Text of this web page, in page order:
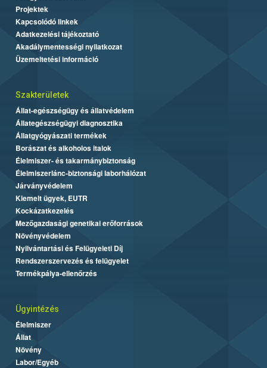
Projektek
Kapcsolódó linkek
Adatkezelési tájékoztató
Akadálymentességi nyilatkozat
Üzemeltetési információ
Szakterületek
Állat-egészségügy és állatvédelem
Állategészségügyi diagnosztika
Állatgyógyászati termékek
Borászat és alkoholos italok
Élelmiszer- és takarmánybiztonság
Élelmiszerlánc-biztonsági laborhálózat
Járványvédelem
Kiemelt ügyek, EUTR
Kockázatkezelés
Mezőgazdasági genetikai erőforrások
Növényvédelem
Nyilvántartási és Felügyeleti Díj
Rendszerszervezés és felügyelet
Termékpálya-ellenőrzés
Ügyintézés
Élelmiszer
Állat
Növény
Labor/Egyéb